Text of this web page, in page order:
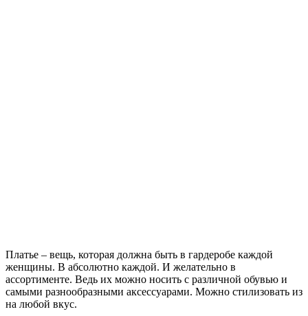
Платье – вещь, которая должна быть в гардеробе каждой
женщины. В абсолютно каждой. И желательно в
ассортименте. Ведь их можно носить с различной обувью и
самыми разнообразными аксессуарами. Можно стилизовать из
на любой вкус.